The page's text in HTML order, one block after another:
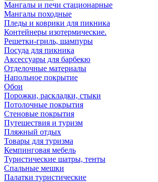
Мангалы и печи стационарные
Мангалы походные
Пледы и коврики для пикника
Контейнеры изотермические.
Решетки-гриль, шампуры
Посуда для пикника
Аксессуары для барбекю
Отделочные материалы
Напольное покрытие
Обои
Порожки, раскладки, стыки
Потолочные покрытия
Стеновые покрытия
Путешествия и туризм
Пляжный отдых
Товары для туризма
Кемпинговая мебель
Туристические шатры, тенты
Спальные мешки
Палатки туристические